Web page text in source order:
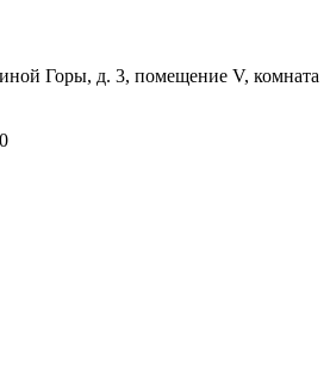
Горы, д. 3, помещение V, комната